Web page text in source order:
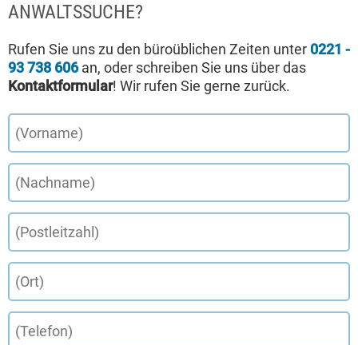
ANWALTSSUCHE?
Rufen Sie uns zu den büroüblichen Zeiten unter 0221 -
93 738 606an, oder schreiben Sie uns über das
Kontaktformular! Wir rufen Sie gerne zurück.